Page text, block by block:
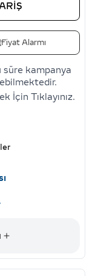
Fiyat Alarmı
süre kampanya
İçin Tıklayınız.